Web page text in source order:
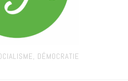
DÉMOCRATIE